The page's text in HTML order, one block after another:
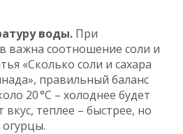
воды. При
важна соотношение соли и
«Сколько соли и сахара
правильный баланс
20 °C – холоднее будет
теплее – быстрее, но
огурцы.